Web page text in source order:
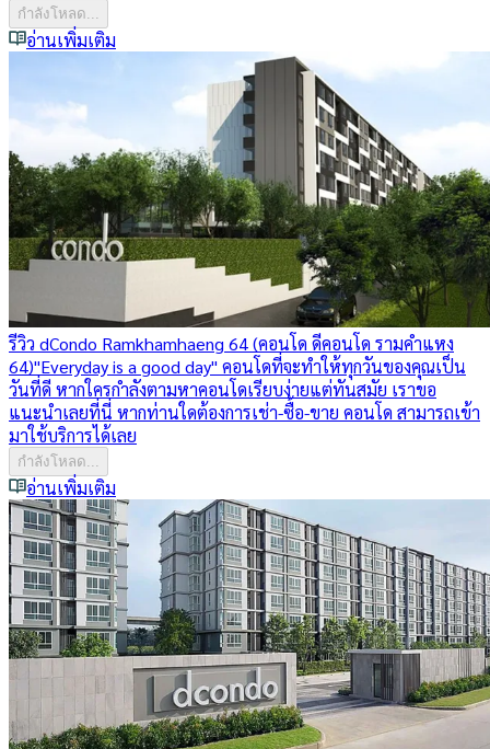
กำลังโหลด...
อ่านเพิ่มเติม
รีวิว dCondo Ramkhamhaeng 64 (คอนโด ดีคอนโด รามคำแหง
64)"Everyday is a good day" คอนโดที่จะทำให้ทุกวันของคุณเป็น
วันที่ดี หากใครกำลังตามหาคอนโดเรียบง่ายแต่ทันสมัย เราขอ
แนะนำเลยที่นี่ หากท่านใดต้องการเช่า-ซื้อ-ขาย คอนโด สามารถเข้า
มาใช้บริการได้เลย
กำลังโหลด...
อ่านเพิ่มเติม